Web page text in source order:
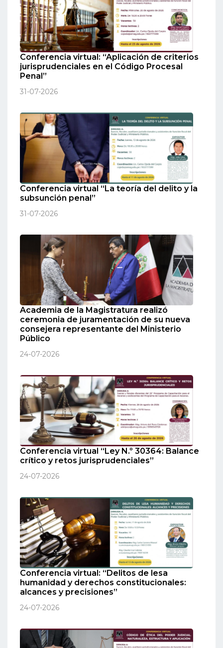
Conferencia virtual: “Aplicación de criterios
jurisprudenciales en el Código Procesal
Penal”
31-07-2026
Conferencia virtual “La teoría del delito y la
subsunción penal”
31-07-2026
Academia de la Magistratura realizó
ceremonia de juramentación de su nueva
consejera representante del Ministerio
Público
24-07-2026
Conferencia virtual “Ley N.º 30364: Balance
crítico y retos jurisprudenciales”
24-07-2026
Conferencia virtual: “Delitos de lesa
humanidad y derechos constitucionales:
alcances y precisiones”
24-07-2026